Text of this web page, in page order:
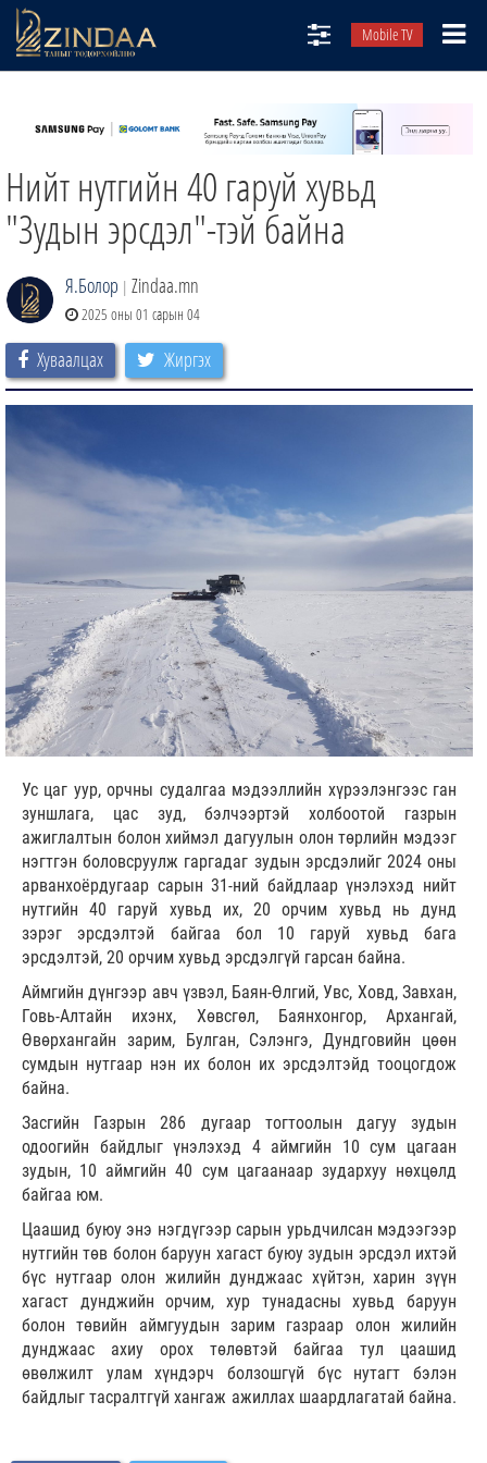
Mobile TV
ТВ8
ӨГЛӨӨНИЙ СОНИН
АУДИО ЗОХИОЛ
ЗИНДАА СЭТГҮҮЛ
Нийт нутгийн 40 гаруй хувьд
"Зудын эрсдэл"-тэй байна
Я.Болор | Zindaa.mn
2025 оны 01 сарын 04
Хуваалцах Жиргэх
Ус цаг уур, орчны судалгаа мэдээллийн хүрээлэнгээс ган
зуншлага, цас зуд, бэлчээртэй холбоотой газрын
ажиглалтын болон хиймэл дагуулын олон төрлийн мэдээг
нэгтгэн боловсруулж гаргадаг зудын эрсдэлийг 2024 оны
арванхоёрдугаар сарын 31-ний байдлаар үнэлэхэд нийт
нутгийн 40 гаруй хувьд их, 20 орчим хувьд нь дунд
зэрэг эрсдэлтэй байгаа бол 10 гаруй хувьд бага
эрсдэлтэй, 20 орчим хувьд эрсдэлгүй гарсан байна.
Аймгийн дүнгээр авч үзвэл, Баян-Өлгий, Увс, Ховд, Завхан,
Говь-Алтайн ихэнх, Хөвсгөл, Баянхонгор, Архангай,
Өвөрхангайн зарим, Булган, Сэлэнгэ, Дундговийн цөөн
сумдын нутгаар нэн их болон их эрсдэлтэйд тооцогдож
байна.
Засгийн Газрын 286 дугаар тогтоолын дагуу зудын
одоогийн байдлыг үнэлэхэд 4 аймгийн 10 сум цагаан
зудын, 10 аймгийн 40 сум цагаанаар зудархуу нөхцөлд
байгаа юм.
Цаашид буюу энэ нэгдүгээр сарын урьдчилсан мэдээгээр
нутгийн төв болон баруун хагаст буюу зудын эрсдэл ихтэй
бүс нутгаар олон жилийн дунджаас хүйтэн, харин зүүн
хагаст дунджийн орчим, хур тунадасны хувьд баруун
болон төвийн аймгуудын зарим газраар олон жилийн
дунджаас ахиу орох төлөвтэй байгаа тул цаашид
өвөлжилт улам хүндэрч болзошгүй бүс нутагт бэлэн
байдлыг тасралтгүй хангаж ажиллах шаардлагатай байна.